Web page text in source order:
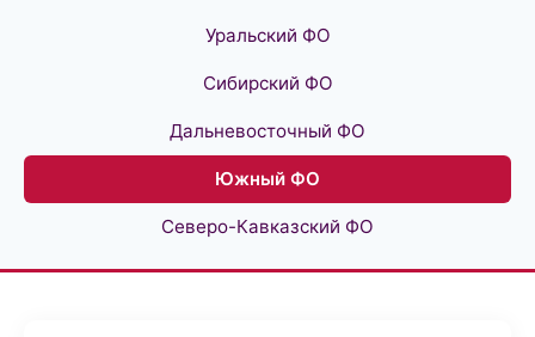
Уральский ФО
Сибирский ФО
Дальневосточный ФО
Южный ФО
Северо-Кавказский ФО